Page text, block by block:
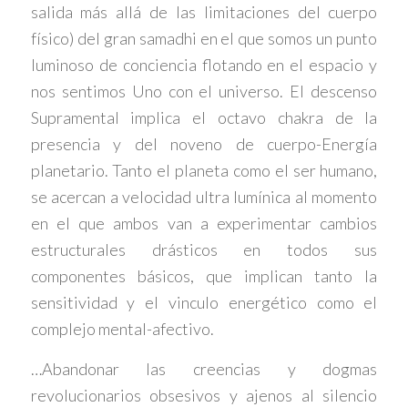
salida más allá de las limitaciones del cuerpo
físico) del gran samadhi en el que somos un punto
luminoso de conciencia flotando en el espacio y
nos sentimos Uno con el universo. El descenso
Supramental implica el octavo chakra de la
presencia y del noveno de cuerpo-Energía
planetario. Tanto el planeta como el ser humano,
se acercan a velocidad ultra lumínica al momento
en el que ambos van a experimentar cambios
estructurales drásticos en todos sus
componentes básicos, que implican tanto la
sensitividad y el vinculo energético como el
complejo mental-afectivo.
…Abandonar las creencias y dogmas
revolucionarios obsesivos y ajenos al silencio